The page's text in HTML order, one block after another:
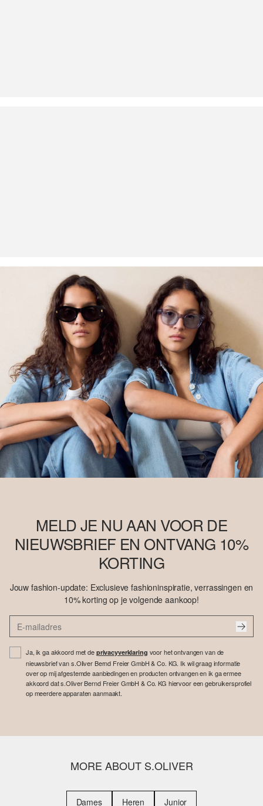
MELD JE NU AAN VOOR DE
NIEUWSBRIEF EN ONTVANG 10%
KORTING
Jouw fashion-update: Exclusieve fashioninspiratie, verrassingen en
10% korting op je volgende aankoop!
Ja, ik ga akkoord met de privacyverklaring voor het ontvangen van de
nieuwsbrief van s.Oliver Bernd Freier GmbH & Co. KG. Ik wil graag informatie
over op mij afgestemde aanbiedingen en producten ontvangen en ik ga ermee
akkoord dat s.Oliver Bernd Freier GmbH & Co. KG hiervoor een gebruikersprofiel
op meerdere apparaten aanmaakt.
MORE ABOUT S.OLIVER
Dames Heren Junior